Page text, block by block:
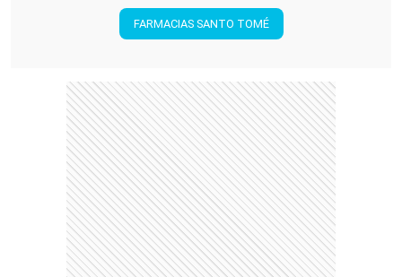
FARMACIAS SANTO TOMÉ